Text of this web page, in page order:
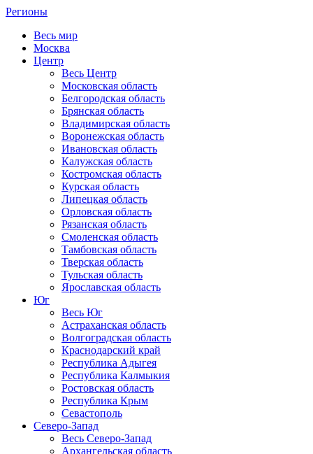
Регионы
Весь мир
Москва
Центр
Весь Центр
Московская область
Белгородская область
Брянская область
Владимирская область
Воронежская область
Ивановская область
Калужская область
Костромская область
Курская область
Липецкая область
Орловская область
Рязанская область
Смоленская область
Тамбовская область
Тверская область
Тульская область
Ярославская область
Юг
Весь Юг
Астраханская область
Волгоградская область
Краснодарский край
Республика Адыгея
Республика Калмыкия
Ростовская область
Республика Крым
Севастополь
Северо-Запад
Весь Северо-Запад
Архангельская область